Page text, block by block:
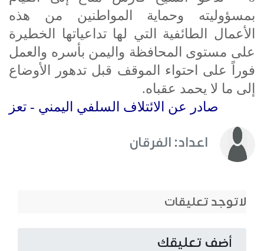
بمسؤوليته وحماية المواطنين من هذه
الأعمال الطائفية التي لها تداعياتها الخطيرة
على مستوى المحافظة واليمن بأسره والعمل
فوراً على احتواء الموقف قبل تدهور الأوضاع
إلى ما لا يحمد عقباه.
صادر عن الائتلاف السلفي اليمني - تعز
اعداد: الفرقان
لاتوجد تعليقات
أضف تعليقك